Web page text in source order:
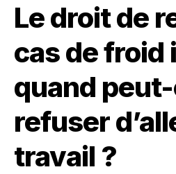
Le droit de
cas de froid
quand
refuser
travail ?